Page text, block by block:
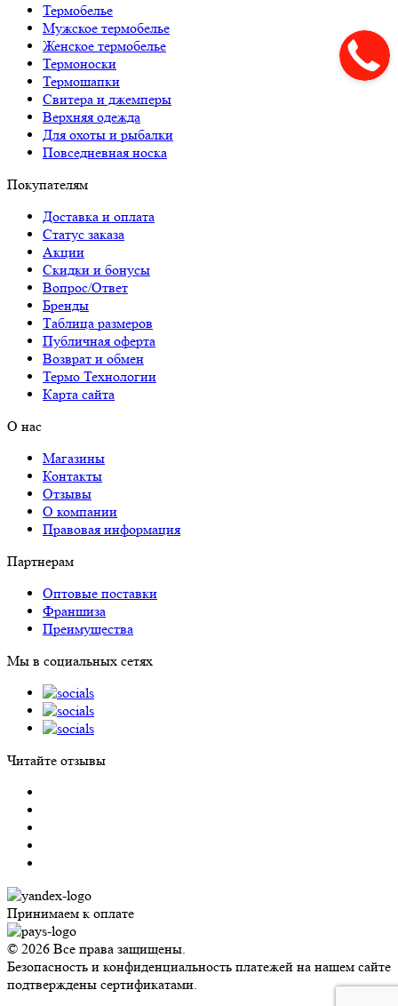
Термобелье
Мужское термобелье
Женское термобелье
Термоноски
Термошапки
Свитера и джемперы
Верхняя одежда
Для охоты и рыбалки
Повседневная носка
Покупателям
Доставка и оплата
Статус заказа
Акции
Скидки и бонусы
Вопрос/Ответ
Бренды
Таблица размеров
Публичная оферта
Возврат и обмен
Термо Технологии
Карта сайта
О нас
Магазины
Контакты
Отзывы
О компании
Правовая информация
Партнерам
Оптовые поставки
Франшиза
Преимущества
Мы в социальных сетях
Читайте отзывы
Принимаем к оплате
© 2026 Все права защищены.
Безопасность и конфиденциальность платежей на нашем сайте
подтверждены сертификатами.